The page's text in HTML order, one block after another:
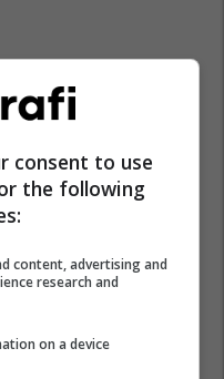
consent to use
the following
content, advertising and
research and
on a device